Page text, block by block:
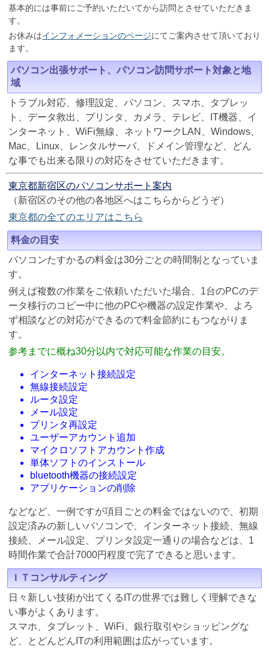
基本的には事前にご予約いただいてから訪問とさせていただきま
す。
お休みはインフォメーションのページにてご案内させて頂いており
ます。
パソコン出張サポート、パソコン訪問サポート対象と地
域
トラブル対応、修理設定、パソコン、スマホ、タブレッ
ト、データ救出、プリンタ、カメラ、テレビ、IT機器、イ
ンターネット、WiFi無線、ネットワークLAN、Windows、
Mac、Linux、レンタルサーバ、ドメイン管理など、どん
な事でも出来る限りの対応をさせていただきます。
東京都新宿区のパソコンサポート案内
（新宿区のその他の各地区へはこちらからどうぞ）
東京都の全てのエリアはこちら
料金の目安
パソコンたすかるの料金は30分ごとの時間制となっていま
す。
例えば複数の作業をご依頼いただいた場合、1台のPCのデ
ータ移行のコピー中に他のPCや機器の設定作業や、よろ
ず相談などの対応ができるので料金節約にもつながりま
す。
参考までに概ね30分以内で対応可能な作業の目安。
インターネット接続設定
無線接続設定
ルータ設定
メール設定
プリンタ再設定
ユーザーアカウント追加
マイクロソフトアカウント作成
単体ソフトのインストール
bluetooth機器の接続設定
アプリケーションの削除
などなど、一例ですが項目ごとの料金ではないので、初期
設定済みの新しいパソコンで、インターネット接続、無線
接続、メール設定、プリンタ設定一通りの場合などは、1
時間作業で合計7000円程度で完了できると思います。
ＩＴコンサルティング
日々新しい技術が出てくるITの世界では難しく理解できな
い事がよくあります。
スマホ、タブレット、WiFi、銀行取引やショッピングな
ど、とどんどんITの利用範囲は広がっています。